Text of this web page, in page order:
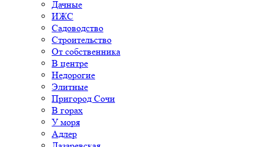
Дачные
ИЖС
Садоводство
Строительство
От собственника
В центре
Недорогие
Элитные
Пригород Сочи
В горах
У моря
Адлер